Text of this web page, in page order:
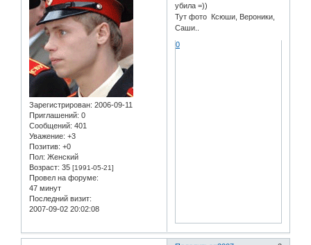
Зарегистрирован: 2006-09-11
Приглашений: 0
Сообщений: 401
Уважение: +3
Позитив: +0
Пол: Женский
Возраст: 35 [1991-05-21]
Провел на форуме:
47 минут
Последний визит:
2007-09-02 20:02:08
убила =))
Тут фото Ксюши, Вероники,
Саши..
0